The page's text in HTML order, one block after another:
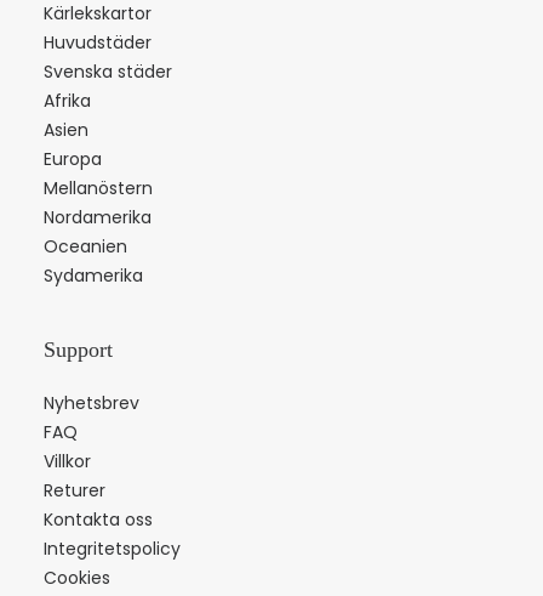
Kärlekskartor
Huvudstäder
Svenska städer
Afrika
Asien
Europa
Mellanöstern
Nordamerika
Oceanien
Sydamerika
Support
Nyhetsbrev
FAQ
Villkor
Returer
Kontakta oss
Integritetspolicy
Cookies